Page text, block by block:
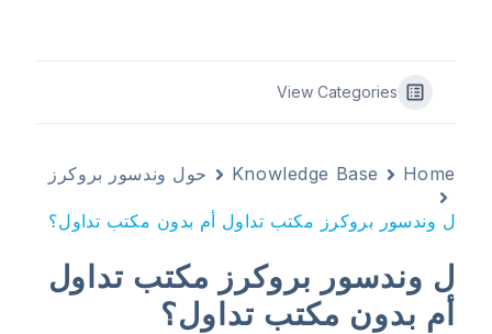
View Categories
Home
Knowledge Base حول وندسور بروكرز
ل وندسور بروكرز مكتب تداول أم بدون مكتب تداول؟
ل وندسور بروكرز مكتب تداول
أم بدون مكتب تداول؟